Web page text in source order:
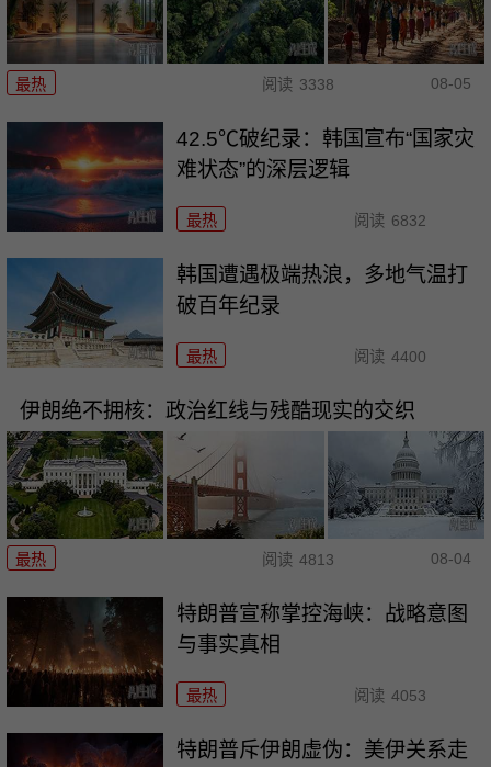
最热 阅读 3338 08-05
42.5℃破纪录：韩国宣布“国家灾
难状态”的深层逻辑
最热 阅读 6832
韩国遭遇极端热浪，多地气温打
破百年纪录
最热 阅读 4400
伊朗绝不拥核：政治红线与残酷现实的交织
最热 阅读 4813 08-04
特朗普宣称掌控海峡：战略意图
与事实真相
最热 阅读 4053
特朗普斥伊朗虚伪：美伊关系走